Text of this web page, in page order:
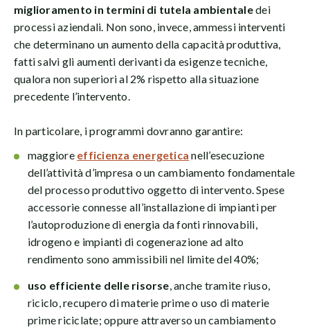
miglioramento in termini di tutela ambientaledei
processi aziendali. Non sono, invece, ammessi interventi
che determinano un aumento della capacità produttiva,
fatti salvi gli aumenti derivanti da esigenze tecniche,
qualora non superiori al 2% rispetto alla situazione
precedente l’intervento.
In particolare, i programmi dovranno garantire:
maggiore efficienza energetica nell’esecuzione
dell’attività d’impresa o un cambiamento fondamentale
del processo produttivo oggetto di intervento. Spese
accessorie connesse all’installazione di impianti per
l’autoproduzione di energia da fonti rinnovabili,
idrogeno e impianti di cogenerazione ad alto
rendimento sono ammissibili nel limite del 40%;
uso efficiente delle risorse , anche tramite riuso,
riciclo, recupero di materie prime o uso di materie
prime riciclate; oppure attraverso un cambiamento